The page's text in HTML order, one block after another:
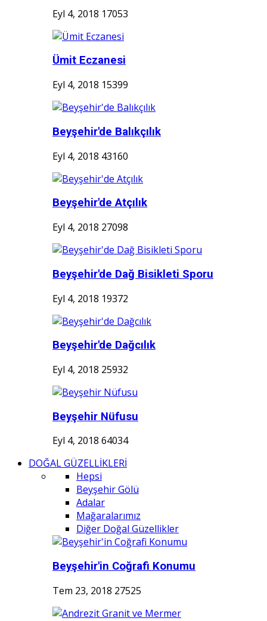
Eyl 4, 2018 17053
Ümit Eczanesi
Eyl 4, 2018 15399
Beyşehir'de Balıkçılık
Eyl 4, 2018 43160
Beyşehir'de Atçılık
Eyl 4, 2018 27098
Beyşehir'de Dağ Bisikleti Sporu
Eyl 4, 2018 19372
Beyşehir'de Dağcılık
Eyl 4, 2018 25932
Beyşehir Nüfusu
Eyl 4, 2018 64034
DOĞAL GÜZELLİKLERİ
Hepsi
Beyşehir Gölü
Adalar
Mağaralarımız
Diğer Doğal Güzellikler
Beyşehir'in Coğrafi Konumu
Tem 23, 2018 27525